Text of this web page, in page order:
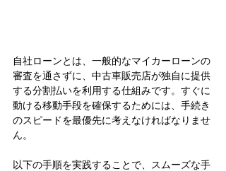
自社ローンとは、一般的なマイカーローンの
審査を通さずに、中古車販売店が独自に提供
する分割払いを利用する仕組みです。すぐに
動ける移動手段を確保するためには、手続き
のスピードを最優先に考えなければなりませ
ん。
以下の手順を実践することで、スムーズな手